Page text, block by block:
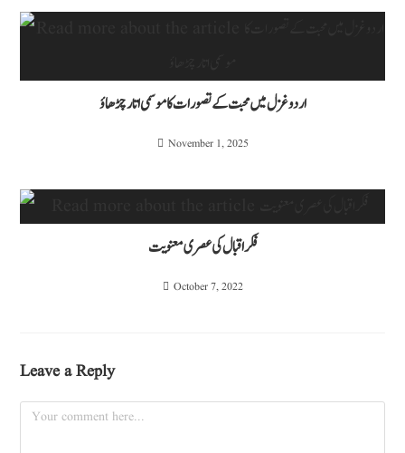
اردو غزل میں محبت کے تصورات کا موسمی اتار چڑھاؤ
November 1, 2025
فکراقبال کی عصری معنویت
October 7, 2022
Leave a Reply